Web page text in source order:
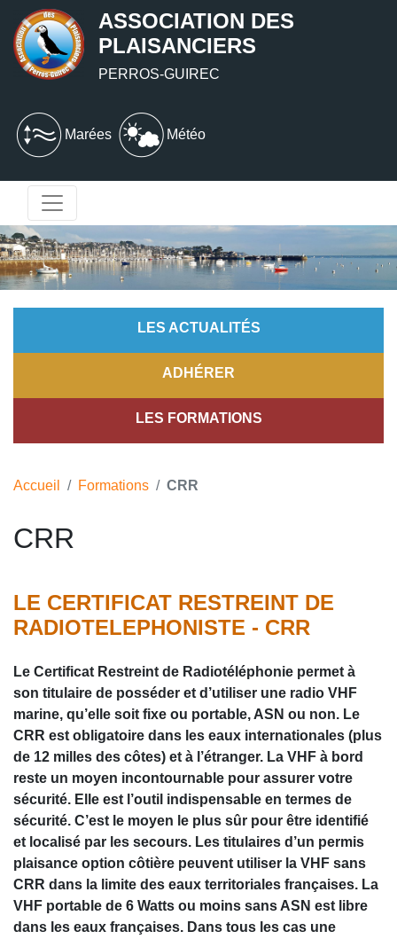
ASSOCIATION DES
PLAISANCIERS
PERROS-GUIREC
Marées Météo
LES ACTUALITÉS
ADHÉRER
LES FORMATIONS
Accueil Formations CRR
CRR
LE CERTIFICAT RESTREINT DE
RADIOTELEPHONISTE - CRR
Le Certificat Restreint de Radiotéléphonie permet à
son titulaire de posséder et d’utiliser une radio VHF
marine, qu’elle soit fixe ou portable, ASN ou non. Le
CRR est obligatoire dans les eaux internationales (plus
de 12 milles des côtes) et à l’étranger. La VHF à bord
reste un moyen incontournable pour assurer votre
sécurité. Elle est l’outil indispensable en termes de
sécurité. C’est le moyen le plus sûr pour être identifié
et localisé par les secours. Les titulaires d’un permis
plaisance option côtière peuvent utiliser la VHF sans
CRR dans la limite des eaux territoriales françaises. La
VHF portable de 6 Watts ou moins sans ASN est libre
dans les eaux françaises. Dans tous les cas une